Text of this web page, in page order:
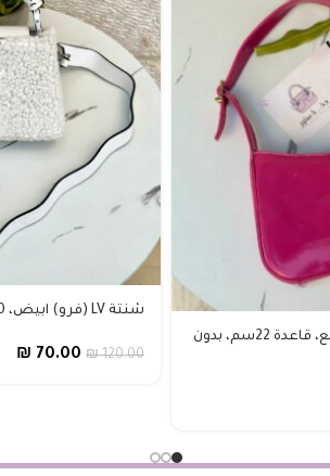
Ysl هوبو فوشي، جلد لامع، قاعدة 22سم، بدون
شنتة LV (فرو) ابيض، 20سم.
₪120.00
₪ 70.00